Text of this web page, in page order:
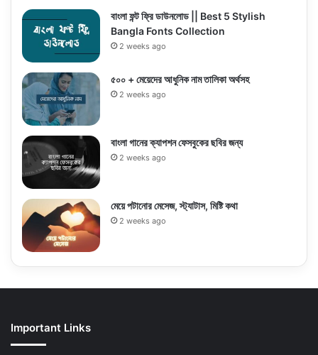
বাংলা ফন্ট ফ্রি ডাউনলোড || Best 5 Stylish
Bangla Fonts Collection
2 weeks ago
৫০০ + মেয়েদের আধুনিক নাম তালিকা অর্থসহ
2 weeks ago
বাংলা গানের ক্যাপশন ফেসবুকের ছবির জন্য
2 weeks ago
মেয়ে পটানোর মেসেজ, স্ট্যাটাস, মিষ্টি কথা
2 weeks ago
Important Links